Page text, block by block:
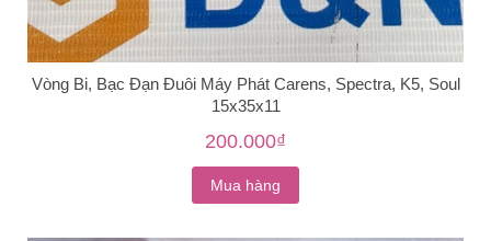
Vòng Bi, Bạc Đạn Đuôi Máy Phát Carens, Spectra, K5, Soul
15x35x11
200.000₫
Mua hàng